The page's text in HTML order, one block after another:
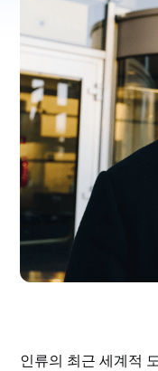
인류의 최근 세계적